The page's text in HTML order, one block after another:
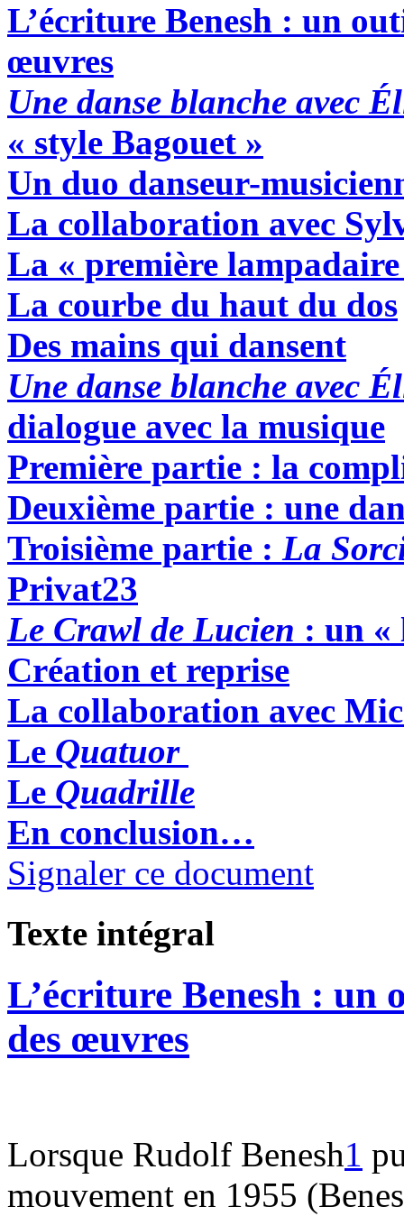
L’écriture Benesh : un
œuvres
Une danse blanche avec
« style Bagouet »
Un duo danseur-
La collaboration avec
La « première
La courbe du haut du dos
Des mains qui dansent
Une danse blanche avec
dialogue avec la musique
Première partie : la
Deuxième partie : une
Troisième partie : La
Privat23
Le Crawl de Lucien : un «
Création et reprise
La collaboration avec
Le Quatuor
Le Quadrille
En conclusion…
Signaler ce document
Texte intégral
L’écriture Benesh :
des œuvres
Lorsque Rudolf Benesh1
mouvement en 1955